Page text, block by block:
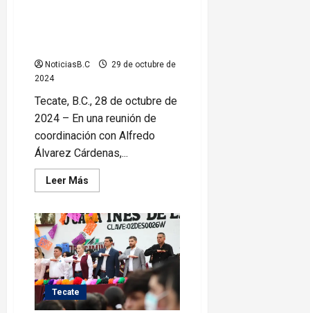
NoticiasB.C
29 de octubre de
2024
Tecate, B.C., 28 de octubre de
2024 – En una reunión de
coordinación con Alfredo
Álvarez Cárdenas,...
Leer Más
más
Refuerza
Román
Cota
coordinación
con
estado
en
beneficio
de
Tecate
Tecate